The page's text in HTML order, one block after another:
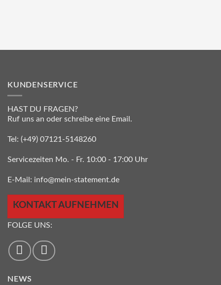
KUNDENSERVICE
HAST DU FRAGEN?
Ruf uns an oder schreibe eine Email.
Tel: (+49) 07121-5148260
Servicezeiten Mo. - Fr. 10:00 - 17:00 Uhr
E-Mail: info@mein-statement.de
KONTAKT AUFNEHMEN
FOLGE UNS:
NEWS